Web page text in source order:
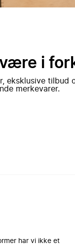
i
eksklusive tilbud
merkevarer.
har vi ikke et